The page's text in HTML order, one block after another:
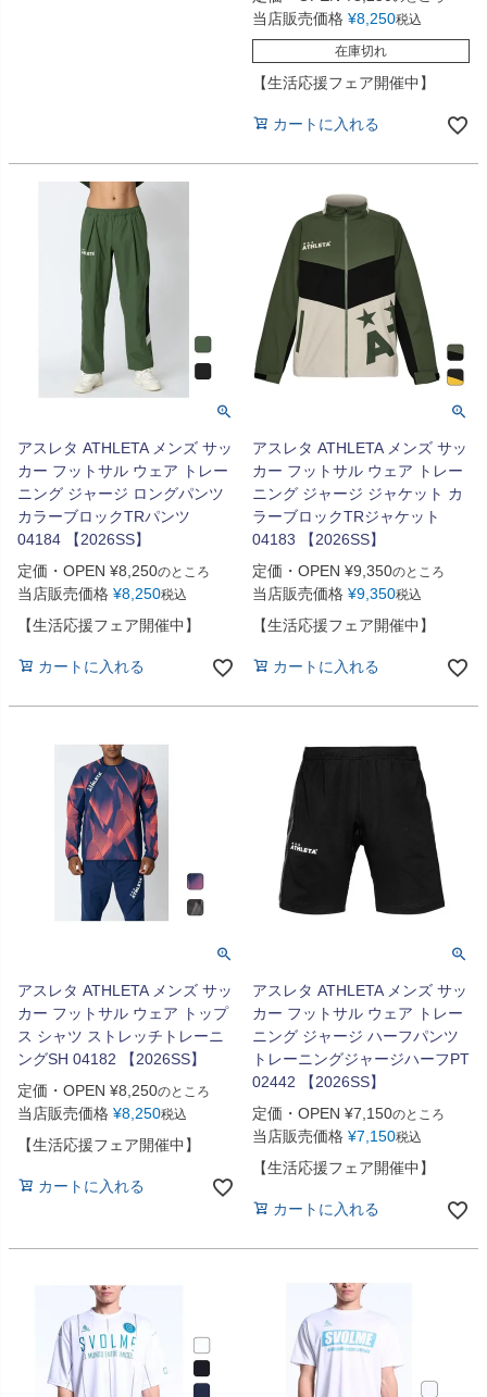
当店販売価格 ¥8,250税込
在庫切れ
【生活応援フェア開催中】
カートに入れる
アスレタ ATHLETA メンズ サッ
カー フットサル ウェア トレー
ニング ジャージ ロングパンツ
カラーブロックTRパンツ
04184 【2026SS】
定価・OPEN ¥8,250のところ
当店販売価格 ¥8,250税込
【生活応援フェア開催中】
カートに入れる
アスレタ ATHLETA メンズ サッ
カー フットサル ウェア トレー
ニング ジャージ ジャケット カ
ラーブロックTRジャケット
04183 【2026SS】
定価・OPEN ¥9,350のところ
当店販売価格 ¥9,350税込
【生活応援フェア開催中】
カートに入れる
アスレタ ATHLETA メンズ サッ
カー フットサル ウェア トップ
ス シャツ ストレッチトレーニ
ングSH 04182 【2026SS】
定価・OPEN ¥8,250のところ
当店販売価格 ¥8,250税込
【生活応援フェア開催中】
カートに入れる
アスレタ ATHLETA メンズ サッ
カー フットサル ウェア トレー
ニング ジャージ ハーフパンツ
トレーニングジャージハーフPT
02442 【2026SS】
定価・OPEN ¥7,150のところ
当店販売価格 ¥7,150税込
【生活応援フェア開催中】
カートに入れる